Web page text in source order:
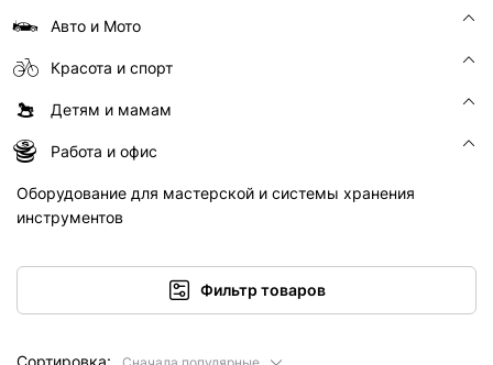
Авто и Мото
Красота и спорт
Детям и мамам
Работа и офис
Оборудование для мастерской и системы хранения
инструментов
Фильтр товаров
Сортировка: